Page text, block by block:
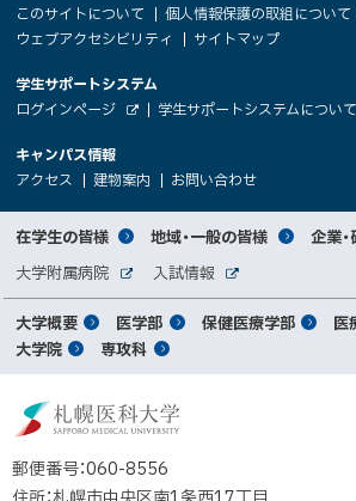
サ
イ
ト
報
このサイトについて
個人情報保護の取組について
ウェブアクセシビリティ
サイトマップ
大
学
関
者
向
け
学生サポートシステム
ログインページ
イ
ト
（
新
ィ
ド
ウ
で
開
き
ま
す
学生サポートシステムについて
キャンパス情報
アクセス
（
新
規
ウ
ィ
ン
ド
ウ
で
開
き
ま
）
建物案内
（
新
規
ウ
ィ
ン
ド
ウ
で
き
ま
）
お問い合わせ
規
ウ
ィ
ウ
で
開
ま
サ
イ
ト
マ
プ
対
象
者
別
メ
ュ
ー
在学生の皆様 地域・一般の皆様 企業
関
連
サ
大学附属病院
サ
イ
ト
入試情報
サ
メ
イ
メ
ュ
大学概要 医学部 保健医療学部
医
大学院
専攻科
郵便番号：060-8556
住所：札幌市中央区南1条西17丁目